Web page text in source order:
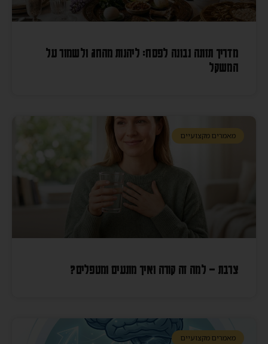
מדריך תזונה נבונה לפסח: ליהנות מהחג ולשמור על
המשקל
מאמרים מקצועיים
צרבת – למה זה קורה ואיך מונעים ומטפלים?
מאמרים מקצועיים